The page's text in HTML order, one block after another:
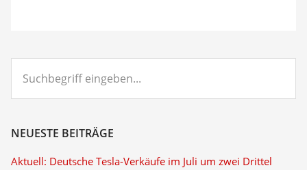
eingeben...
NEUESTE BEITRÄGE
Aktuell: Deutsche Tesla-Verkäufe im Juli um zwei Drittel